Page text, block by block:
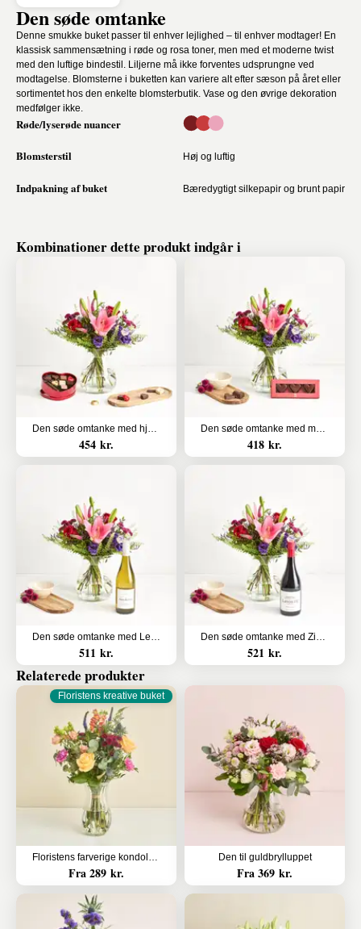
Den søde omtanke
Denne smukke buket passer til enhver lejlighed – til enhver modtager! En
klassisk sammensætning i røde og rosa toner, men med et moderne twist
med den luftige bindestil. Liljerne må ikke forventes udsprungne ved
modtagelse. Blomsterne i buketten kan variere alt efter sæson på året eller
sortimentet hos den enkelte blomsterbutik. Vase og den øvrige dekoration
medfølger ikke.
Røde/lyserøde nuancer
Blomsterstil Høj og luftig
Indpakning af buket Bæredygtigt silkepapir og brunt papir
Kombinationer dette produkt indgår i
Den søde omtanke med hjerte med chokolade
454 kr.
Den søde omtanke med marcipanhjerter
418 kr.
Den søde omtanke med Les Amourettes, Sauvignon Blanc
511 kr.
Den søde omtanke med Zinfandel
521 kr.
Relaterede produkter
Floristens kreative buket
Floristens farverige kondolencebuket
Fra 289 kr.
Den til guldbrylluppet
Fra 369 kr.